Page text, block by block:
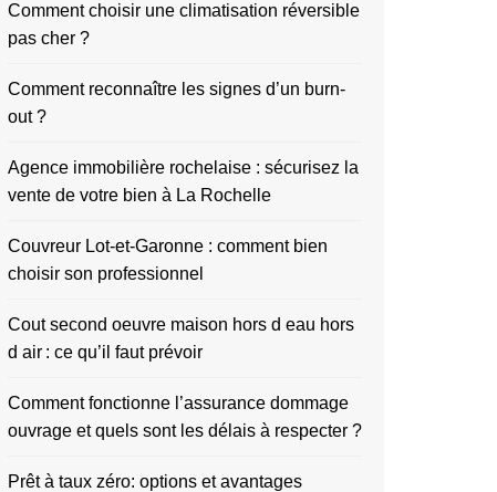
Comment choisir une climatisation réversible
pas cher ?
Comment reconnaître les signes d’un burn-
out ?
Agence immobilière rochelaise : sécurisez la
vente de votre bien à La Rochelle
Couvreur Lot-et-Garonne : comment bien
choisir son professionnel
Cout second oeuvre maison hors d eau hors
d air : ce qu’il faut prévoir
Comment fonctionne l’assurance dommage
ouvrage et quels sont les délais à respecter ?
Prêt à taux zéro: options et avantages